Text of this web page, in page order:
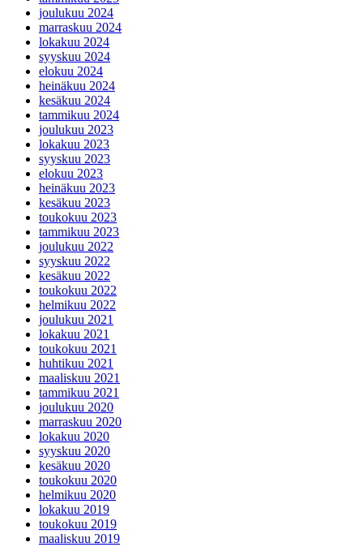
joulukuu 2024
marraskuu 2024
lokakuu 2024
syyskuu 2024
elokuu 2024
heinäkuu 2024
kesäkuu 2024
tammikuu 2024
joulukuu 2023
lokakuu 2023
syyskuu 2023
elokuu 2023
heinäkuu 2023
kesäkuu 2023
toukokuu 2023
tammikuu 2023
joulukuu 2022
syyskuu 2022
kesäkuu 2022
toukokuu 2022
helmikuu 2022
joulukuu 2021
lokakuu 2021
toukokuu 2021
huhtikuu 2021
maaliskuu 2021
tammikuu 2021
joulukuu 2020
marraskuu 2020
lokakuu 2020
syyskuu 2020
kesäkuu 2020
toukokuu 2020
helmikuu 2020
lokakuu 2019
toukokuu 2019
maaliskuu 2019